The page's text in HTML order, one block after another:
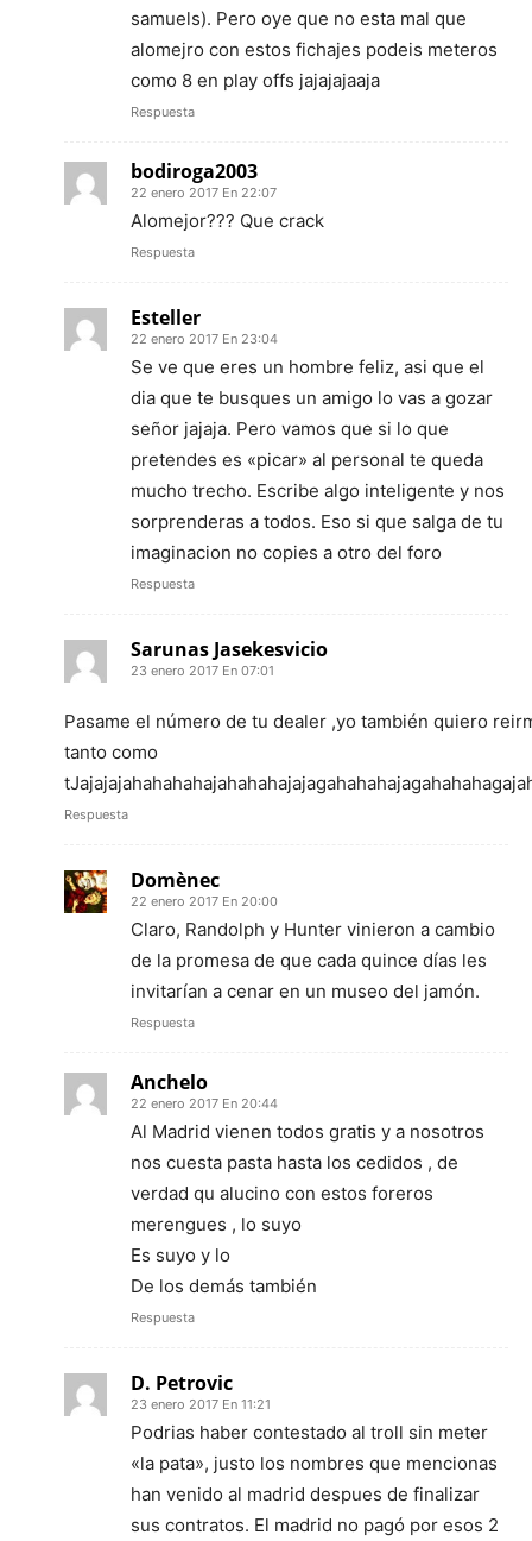
samuels). Pero oye que no esta mal que
alomejro con estos fichajes podeis meteros
como 8 en play offs jajajajaaja
Respuesta
bodiroga2003
22 enero 2017 En 22:07
Alomejor??? Que crack
Respuesta
Esteller
22 enero 2017 En 23:04
Se ve que eres un hombre feliz, asi que el
dia que te busques un amigo lo vas a gozar
señor jajaja. Pero vamos que si lo que
pretendes es «picar» al personal te queda
mucho trecho. Escribe algo inteligente y nos
sorprenderas a todos. Eso si que salga de tu
imaginacion no copies a otro del foro
Respuesta
Sarunas Jasekesvicio
23 enero 2017 En 07:01
Pasame el número de tu dealer ,yo también quiero
tanto como
Respuesta
Domènec
22 enero 2017 En 20:00
Claro, Randolph y Hunter vinieron a cambio
de la promesa de que cada quince días les
invitarían a cenar en un museo del jamón.
Respuesta
Anchelo
22 enero 2017 En 20:44
Al Madrid vienen todos gratis y a nosotros
nos cuesta pasta hasta los cedidos , de
verdad qu alucino con estos foreros
merengues , lo suyo
Es suyo y lo
De los demás también
Respuesta
D. Petrovic
23 enero 2017 En 11:21
Podrias haber contestado al troll sin meter
«la pata», justo los nombres que mencionas
han venido al madrid despues de finalizar
sus contratos. El madrid no pagó por esos 2